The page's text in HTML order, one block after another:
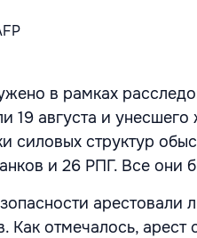
в рамках
19 августа и
силовых структур
и 26 РПГ. Все они
арестовали
Как отмечалось,